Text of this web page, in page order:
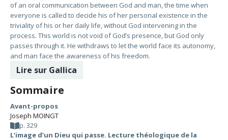
of an oral communication between God and man, the time when
everyone is called to decide his of her personal existence in the
triviality of his or her daily life, without God intervening in the
process. This world is not void of God’s presence, but God only
passes through it. He withdraws to let the world face its autonomy,
and man face the awareness of his freedom.
Lire sur Gallica
Sommaire
Avant-propos
Joseph MOINGT
p. 329
L’image d’un Dieu qui passe. Lecture théologique de la